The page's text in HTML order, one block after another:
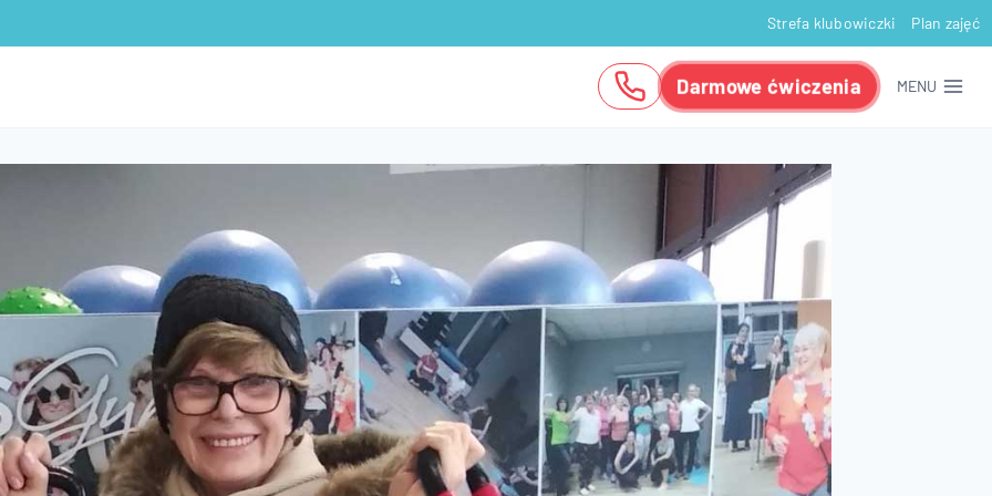
Strefa klubowiczki Plan zajęć
Darmowe ćwiczenia MENU